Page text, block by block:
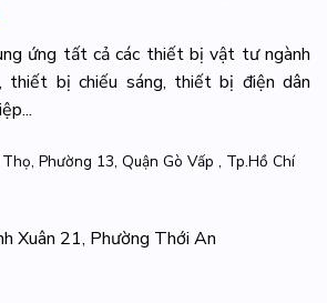
ứng tất cả các thiết bị vật tư ngành
thiết bị chiếu sáng, thiết bị điện dân
Phường 13, Quận Gò Vấp , Tp.Hồ Chí
Xuân 21, Phường Thới An